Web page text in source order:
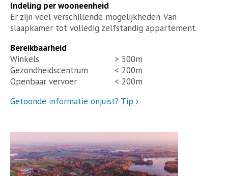
Indeling per wooneenheid
Er zijn veel verschillende mogelijkheden. Van
slaapkamer tot volledig zelfstandig appartement.
Bereikbaarheid
Winkels
> 500m
Gezondheidscentrum
< 200m
Openbaar vervoer
< 200m
Getoonde informatie onjuist? Tip ›